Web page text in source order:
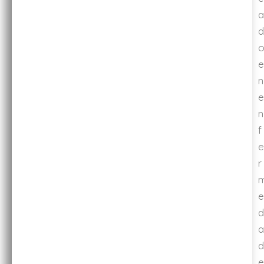
a
d
o
e
n
e
n
f
e
r
e
d
a
d